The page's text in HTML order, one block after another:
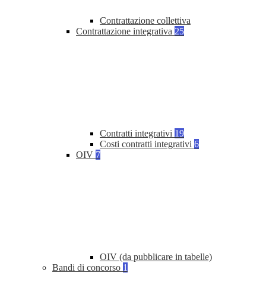
Contrattazione collettiva
Contrattazione integrativa 25
Contratti integrativi 19
Costi contratti integrativi 6
OIV 7
OIV (da pubblicare in tabelle)
Bandi di concorso 1